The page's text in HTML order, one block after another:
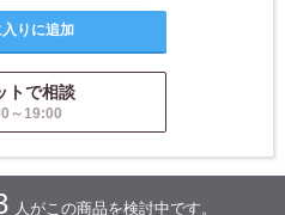
トで相談
～19:00
人がこの商品を検討中です。